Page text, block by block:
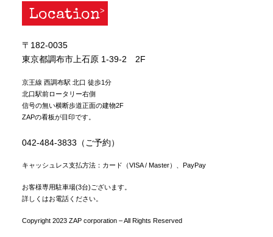
Location
〒182-0035
東京都調布市上石原 1-39-2 2F
京王線 西調布駅 北口 徒歩1分
北口駅前ロータリー右側
信号の無い横断歩道正面の建物2F
ZAPの看板が目印です。
042-484-3833（ご予約）
キャッシュレス支払方法：カード（VISA / Master）、PayPay
お客様専用駐車場(3台)ございます。
詳しくはお電話ください。
Copyright 2023 ZAP corporation – All Rights Reserved